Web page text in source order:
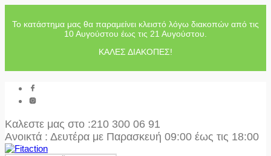
Το κατάστημα μας θα παραμείνει κλειστό λόγω διακοπών από τις
10 Αυγούστου έως τις 21 Αυγούστου.
ΚΑΛΕΣ ΔΙΑΚΟΠΕΣ!
Καλεστε μας στο :210 300 06 91
Ανοικτά : Δευτέρα με Παρασκευή 09:00 έως τις 18:00